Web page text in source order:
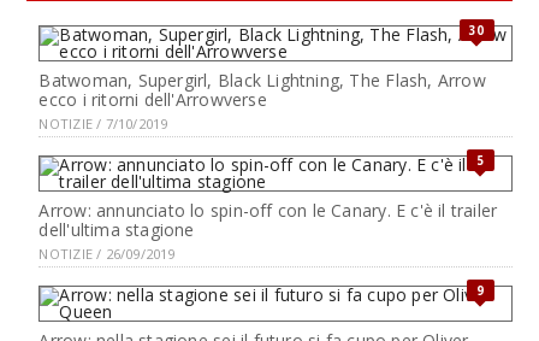
30
Batwoman, Supergirl, Black Lightning, The Flash, Arrow
ecco i ritorni dell'Arrowverse
NOTIZIE / 7/10/2019
5
Arrow: annunciato lo spin-off con le Canary. E c'è il trailer
dell'ultima stagione
NOTIZIE / 26/09/2019
9